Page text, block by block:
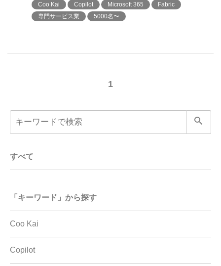
Coo Kai Copilot Microsoft 365
Fabric
専門サービス業
5000名〜
1
すべて
「キーワード」から探す
Coo Kai
Copilot